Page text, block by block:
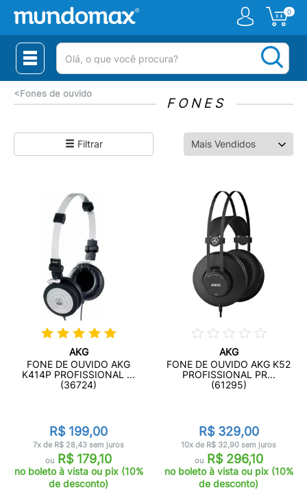
0
(pesquisar)
< Fones de ouvido
FONES
Filtrar
AKG
FONE DE OUVIDO AKG
K414P PROFISSIONAL ...
(36724)
R$ 199,00
7x de R$ 28,43 sem juros
ou R$ 179,10
no boleto à vista ou pix (10%
de desconto)
AKG
FONE DE OUVIDO AKG K52
PROFISSIONAL PR...
(61295)
R$ 329,00
10x de R$ 32,90 sem juros
ouR$ 296,10
no boleto à vista ou pix (10%
de desconto)